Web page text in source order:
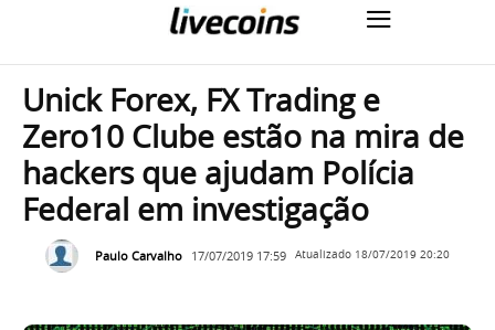
Unick Forex, FX Trading e
Zero10 Clube estão na mira de
hackers que ajudam Polícia
Federal em investigação
Paulo Carvalho 17/07/2019 17:59 Atualizado 18/07/2019 20:20